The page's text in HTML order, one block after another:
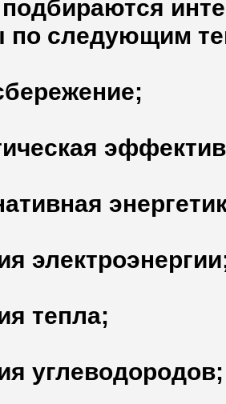
подбираются
по следующим
тепла;
углеводородов;